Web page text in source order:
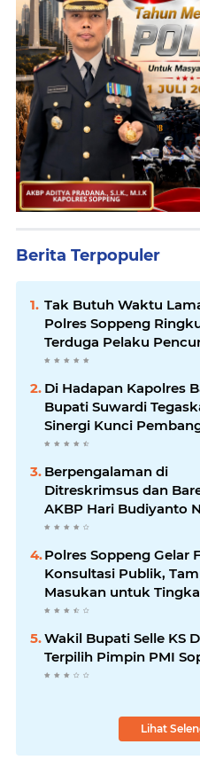
Berita Terpopuler
Tak Butuh Waktu
Polres Soppeng
Terduga Pelaku
Liliriaja
Di Hadapan Kapolres
Bupati Suwardi
Sinergi Kunci
Soppeng
Berpengalaman di
Ditreskrimsus dan
AKBP Hari Budiyanto
Polres Soppeng
Polres Soppeng Gelar
Konsultasi Publik,
Masukan untuk
Pelayanan
Wakil Bupati Selle KS
Terpilih Pimpin PMI
Lihat